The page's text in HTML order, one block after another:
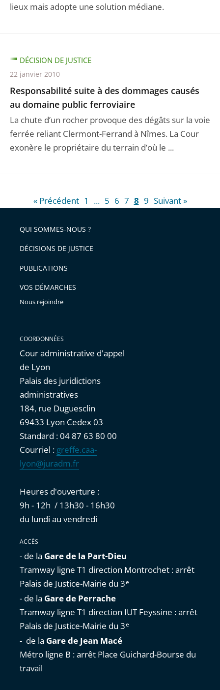
lieux mais adopte une solution médiane.
Responsabilité suite à des dommages causés
au domaine public ferroviaire
La chute d’un rocher provoque des dégâts sur la voie
ferrée reliant Clermont-Ferrand à Nîmes. La Cour
exonère le propriétaire du terrain d’où le ...
DÉCISION DE JUSTICE
22 janvier 2010
« Précédent 1 ... 5 6 7 8 9 Suivant »
QUI SOMMES-NOUS ?
DÉCISIONS DE JUSTICE
PUBLICATIONS
VOS DÉMARCHES
Nous rejoindre
COORDONNÉES
Cour administrative d'appel
de Lyon
Palais des juridictions
administratives
184, rue Duguesclin
69433 Lyon Cedex 03
Standard : 04 87 63 80 00
Courriel : greffe.caa-
lyon@juradm.fr
Heures d'ouverture :
9h - 12h / 13h30 - 16h30
du lundi au vendredi
ACCÈS
- de la Gare de la Part-Dieu
Tramway ligne T1 direction Montrochet : arrêt
Palais de Justice-Mairie du 3e
- de la Gare de Perrache
Tramway ligne T1 direction IUT Feyssine : arrêt
Palais de Justice-Mairie du 3e
- de la Gare de Jean Macé
Métro ligne B : arrêt Place Guichard-Bourse du
travail